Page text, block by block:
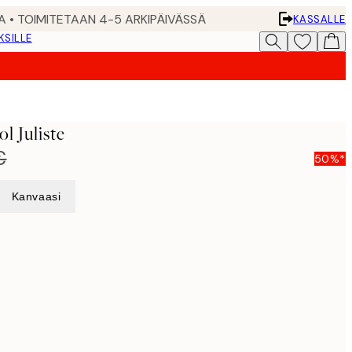
• TOIMITETAAN 4-5 ARKIPÄIVÄSSÄ
KASSALLE
Juliste
50%*
Kanvaasi